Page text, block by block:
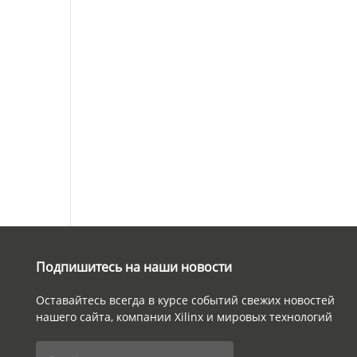
Подпишитесь на наши новости
Оставайтесь всегда в курсе событий свежих новостей
нашего сайта, компании Xilinx и мировых технологий